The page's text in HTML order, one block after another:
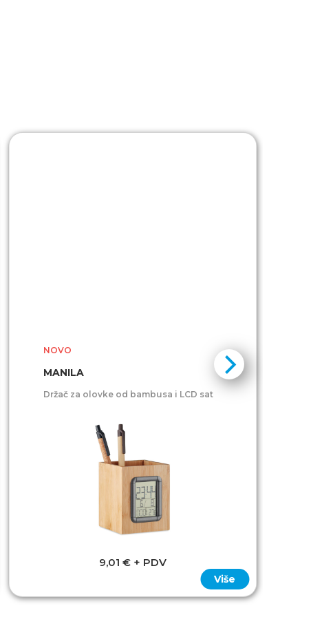
NOVO
MANILA
Držač za olovke od bambusa i LCD sat
9,01 € + PDV
Više